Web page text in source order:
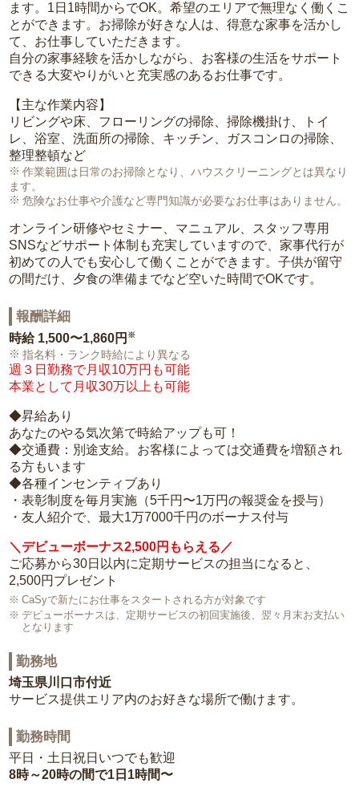
ます。1日1時間からでOK。希望のエリアで無理なく働くこ
とができます。お掃除が好きな人は、得意な家事を活かし
て、お仕事していただきます。
自分の家事経験を活かしながら、お客様の生活をサポート
できる大変やりがいと充実感のあるお仕事です。
【主な作業内容】
リビングや床、フローリングの掃除、掃除機掛け、トイ
レ、浴室、洗面所の掃除、キッチン、ガスコンロの掃除、
整理整頓など
作業範囲は日常のお掃除となり、ハウスクリーニングとは異なり
ます。
危険なお仕事や介護など専門知識が必要なお仕事はありません。
オンライン研修やセミナー、マニュアル、スタッフ専用
SNSなどサポート体制も充実していますので、家事代行が
初めての人でも安心して働くことができます。子供が留守
の間だけ、夕食の準備までなど空いた時間でOKです。
報酬詳細
時給 1,500〜1,860円 ※
指名料・ランク時給により異なる
週３日勤務で月収10万円も可能
本業として月収30万以上も可能
◆昇給あり
あなたのやる気次第で時給アップも可！
◆交通費：別途支給。お客様によっては交通費を増額され
る方もいます
◆各種インセンティブあり
・表彰制度を毎月実施（5千円〜1万円の報奨金を授与）
・友人紹介で、最大1万7000千円のボーナス付与
＼デビューボーナス2,500円もらえる／
ご応募から30日以内に定期サービスの担当になると、
2,500円プレゼント
CaSyで新たにお仕事をスタートされる方が対象です
デビューボーナスは、定期サービスの初回実施後、翌々月末お支払い
となります
勤務地
埼玉県川口市付近
サービス提供エリア内のお好きな場所で働けます。
勤務時間
平日・土日祝日いつでも歓迎
8時～20時の間で1日1時間〜